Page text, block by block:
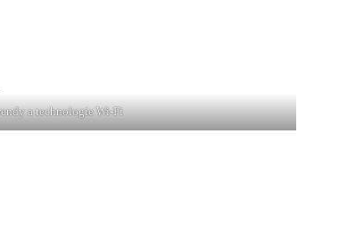
a technologie Wi-Fi